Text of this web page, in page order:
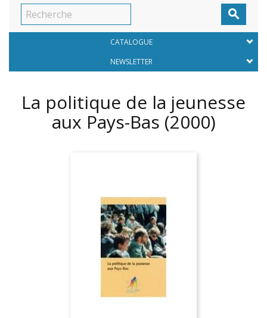

CATALOGUE
NEWSLETTER
La politique de la jeunesse
aux Pays-Bas (2000)